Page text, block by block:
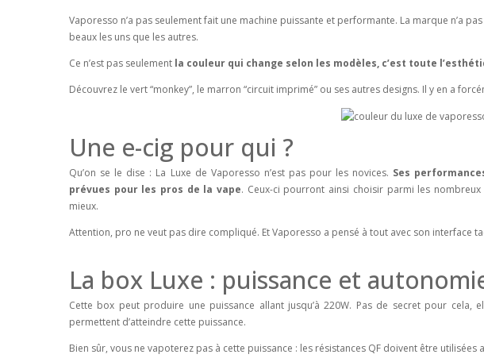
Vaporesso n’a pas seulement fait une machine puissante et performante. La marque n’a
beaux les uns que les autres.
Ce n’est pas seulement la couleur qui change selon les modèles, c’est toute
Découvrez le vert “monkey”, le marron “circuit imprimé” ou ses autres designs. Il y en a
Une e-cig pour qui ?
Qu’on se le dise : La Luxe de Vaporesso n’est pas pour les novices. Ses
prévues pour les pros de la vape. Ceux-ci pourront ainsi choisir parmi les
mieux.
Attention, pro ne veut pas dire compliqué. Et Vaporesso a pensé à tout avec son interface
La box Luxe : puissance et
Cette box peut produire une puissance allant jusqu’à 220W. Pas de secret pour cela,
permettent d’atteindre cette puissance.
Bien sûr, vous ne vapoterez pas à cette puissance : les résistances QF doivent être utilisées